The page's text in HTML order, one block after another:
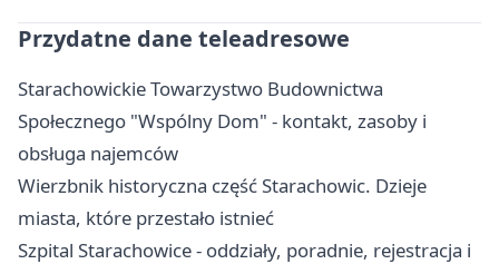
Przydatne dane teleadresowe
Starachowickie Towarzystwo Budownictwa
Społecznego "Wspólny Dom" - kontakt, zasoby i
obsługa najemców
Wierzbnik historyczna część Starachowic. Dzieje
miasta, które przestało istnieć
Szpital Starachowice - oddziały, poradnie, rejestracja i